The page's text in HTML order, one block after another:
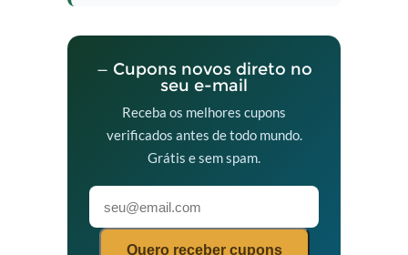
— Cupons novos direto no
seu e-mail
Receba os melhores cupons
verificados antes de todo mundo.
Grátis e sem spam.
Quero receber cupons